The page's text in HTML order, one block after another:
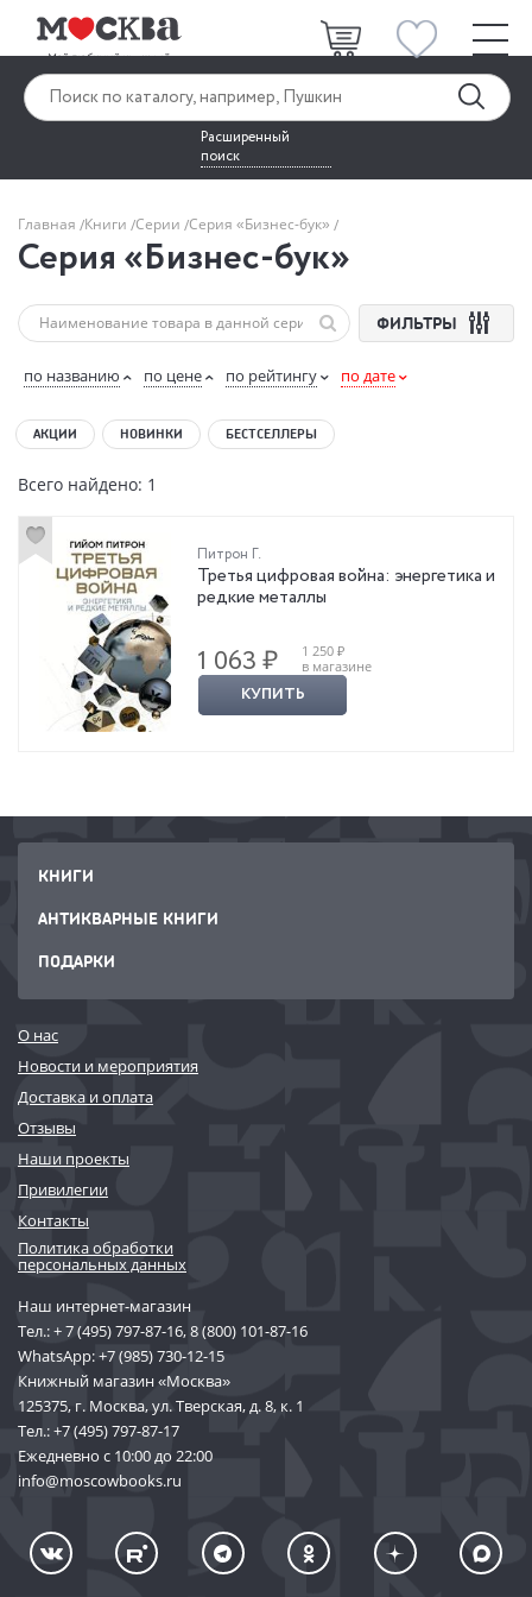
Расширенный
поиск
Главная Книги Серии Серия «Бизнес-бук»
Серия «Бизнес-бук»
ФИЛЬТРЫ
по названию по цене по рейтингу по дате
АКЦИИ НОВИНКИ БЕСТСЕЛЛЕРЫ
Всего найдено: 1
Питрон Г.
Третья цифровая война: энергетика и
редкие металлы
1 063 ₽
1 250 ₽
в магазине
КУПИТЬ
КНИГИ
АНТИКВАРНЫЕ КНИГИ
ПОДАРКИ
О нас
Новости и мероприятия
Доставка и оплата
Отзывы
Наши проекты
Привилегии
Контакты
Политика обработки
персональных данных
Наш интернет-магазин
Тел.:+ 7 (495) 797-87-16,8 (800) 101-87-16
WhatsApp:+7 (985) 730-12-15
Книжный магазин «Москва»
125375, г. Москва, ул. Тверская, д. 8, к. 1
Тел.:+7 (495) 797-87-17
Ежедневно с 10:00 до 22:00
info@moscowbooks.ru